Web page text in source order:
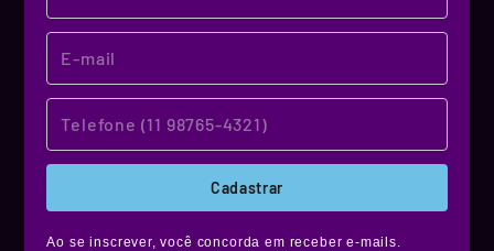
Cadastrar
Ao se inscrever, você concorda em receber e-mails.
MATERIAL DE QUALIDADE!
NOSSO MATERIAL
Produzidos em vinil premium, nossos stickers
têm alta durabilidade, são resistentes à água,
não desbotam e ainda contam com película de